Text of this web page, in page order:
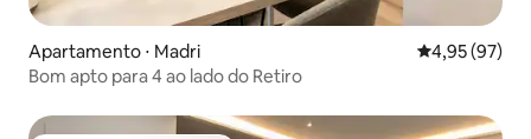
Apartamento ⋅ Madri 4,95 de uma
4,95 (97)
Bom apto para 4 ao lado do Retiro